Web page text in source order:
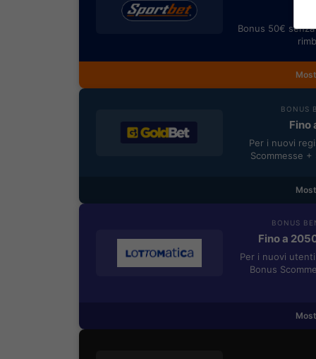
Bonus 50€
BONUS
Fino
Per i nuovi
Scommesse
BONUS
Fino a
Per i nuovi
Bonus